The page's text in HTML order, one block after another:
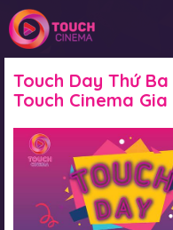
Touch Day Thứ
Touch Cinema Gia